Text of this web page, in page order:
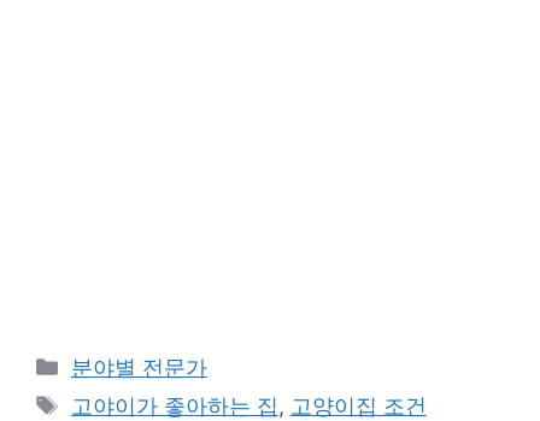
카
테
분야별 전문가
태
고야이가 좋아하는 집 , 고양이집 조건